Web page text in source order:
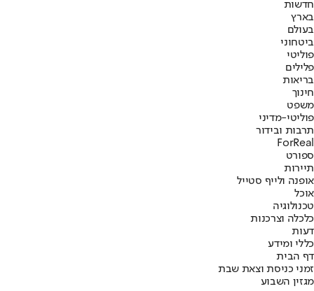
חדשות
בארץ
בעולם
ביטחוני
פוליטי
פלילים
בריאות
חינוך
משפט
פוליטי-מדיני
תרבות ובידור
ForReal
ספורט
תיירות
אופנה ולייף סטייל
אוכל
טכנולוגיה
כלכלה וצרכנות
דעות
כללי ומידע
דף הבית
זמני כניסת וצאת שבת
מגזין השבוע